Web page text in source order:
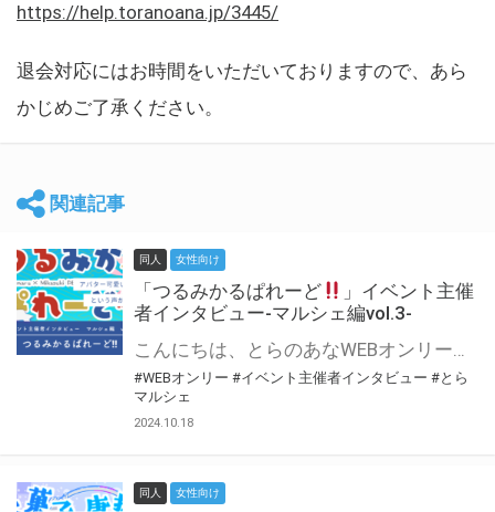
https://help.toranoana.jp/3445/
退会対応にはお時間をいただいておりますので、あら
かじめご了承ください。
関連記事
同人 女性向け
「つるみかるぱれーど
」イベント主催
者インタビュー-マルシェ編vol.3-
こんにちは、とらのあなWEBオンリー運営スタッフです。 新たにお届けする、イベント主催者インタビュー-マルシェ編-は、 とらのあなWEBオンリー「マルシェ」をご利用した主催様に 「マルシェ」を使って開催した感想や心がけをお聞きする企画です。 今回は、WEBオンリー初開催「つるみかるぱれーど
#WEBオンリー #イベント主催者インタビュー #とら
マルシェ
2024.10.18
同人 女性向け